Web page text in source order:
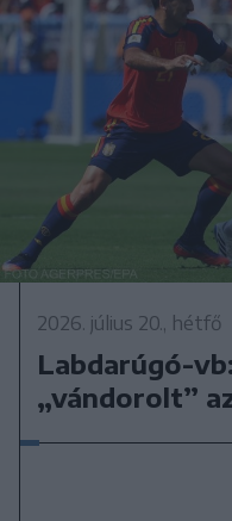
2026. július 20., hétfő
Labdarúgó-
„vándorolt”